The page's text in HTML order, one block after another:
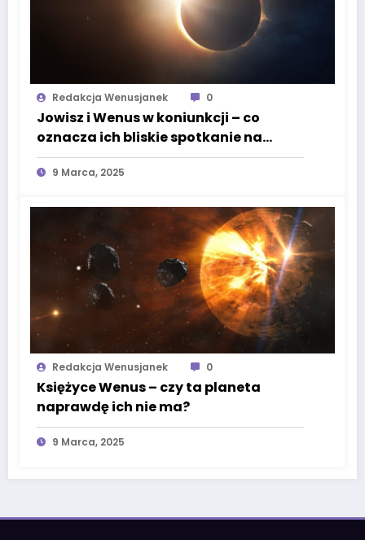
Redakcja Wenusjanek 0
Jowisz i Wenus w koniunkcji – co
oznacza ich bliskie spotkanie na
niebie?
9 Marca, 2025
Redakcja Wenusjanek 0
Księżyce Wenus – czy ta planeta
naprawdę ich nie ma?
9 Marca, 2025